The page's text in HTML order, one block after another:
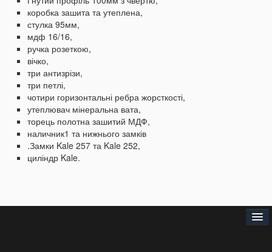
коробка зашита та утеплена,
стулка 95мм,
мдф 16/16,
ручка розеткою,
вічко,
три антизрізи,
три петлі,
чотири горизонтальні ребра жорсткості,
утеплювач мінеральна вата,
торець полотна зашитий МДФ,
наличник1 та нижнього замків
.Замки Kale 257 та Kale 252,
циліндр Kale.